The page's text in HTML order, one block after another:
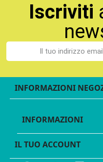
Iscriviti
INFORMAZIONI
INFORMAZIONI
IL TUO ACCOUNT